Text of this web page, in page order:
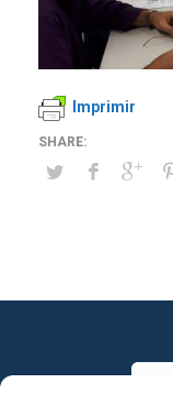
Imprimir